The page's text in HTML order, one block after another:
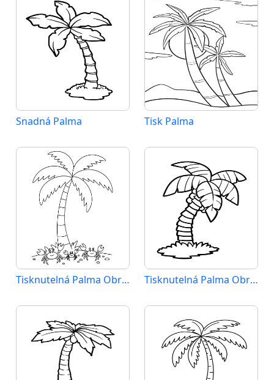
Snadná Palma Tisk Palma
Tisknutelná Palma Obrázek pro Děti Tisknutelná Palma Obrázek